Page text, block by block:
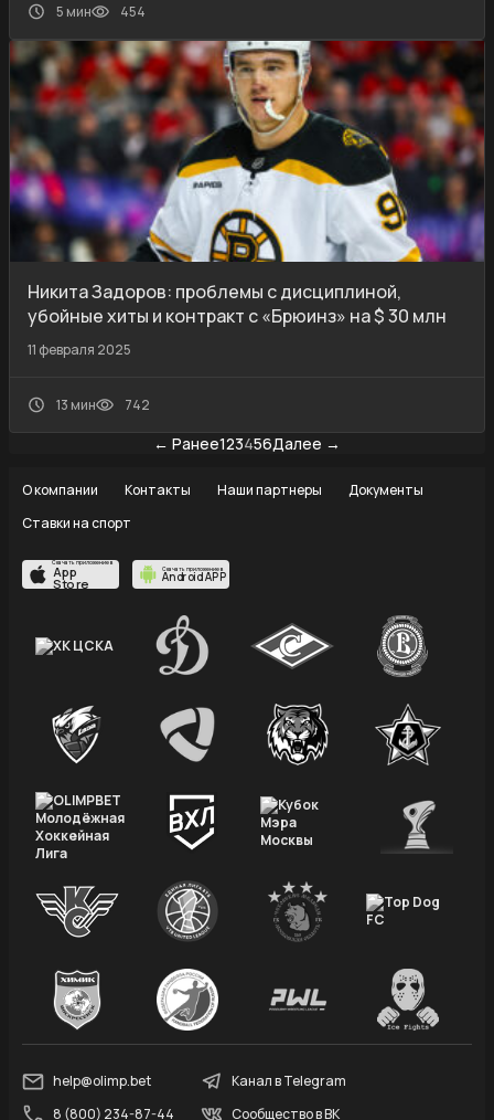
5 мин 454
Никита Задоров: проблемы с дисциплиной,
убойные хиты и контракт с «Брюинз» на $ 30 млн
11 февраля 2025
13 мин 742
← Ранее123456Далее →
О компании Контакты Наши партнеры
Документы
Ставки на спорт
Скачать приложение в
App
Store
Скачать приложение в
Android APP
help@olimp.bet
8 (800) 234-87-44
Канал в Telegram
Сообщество в ВК